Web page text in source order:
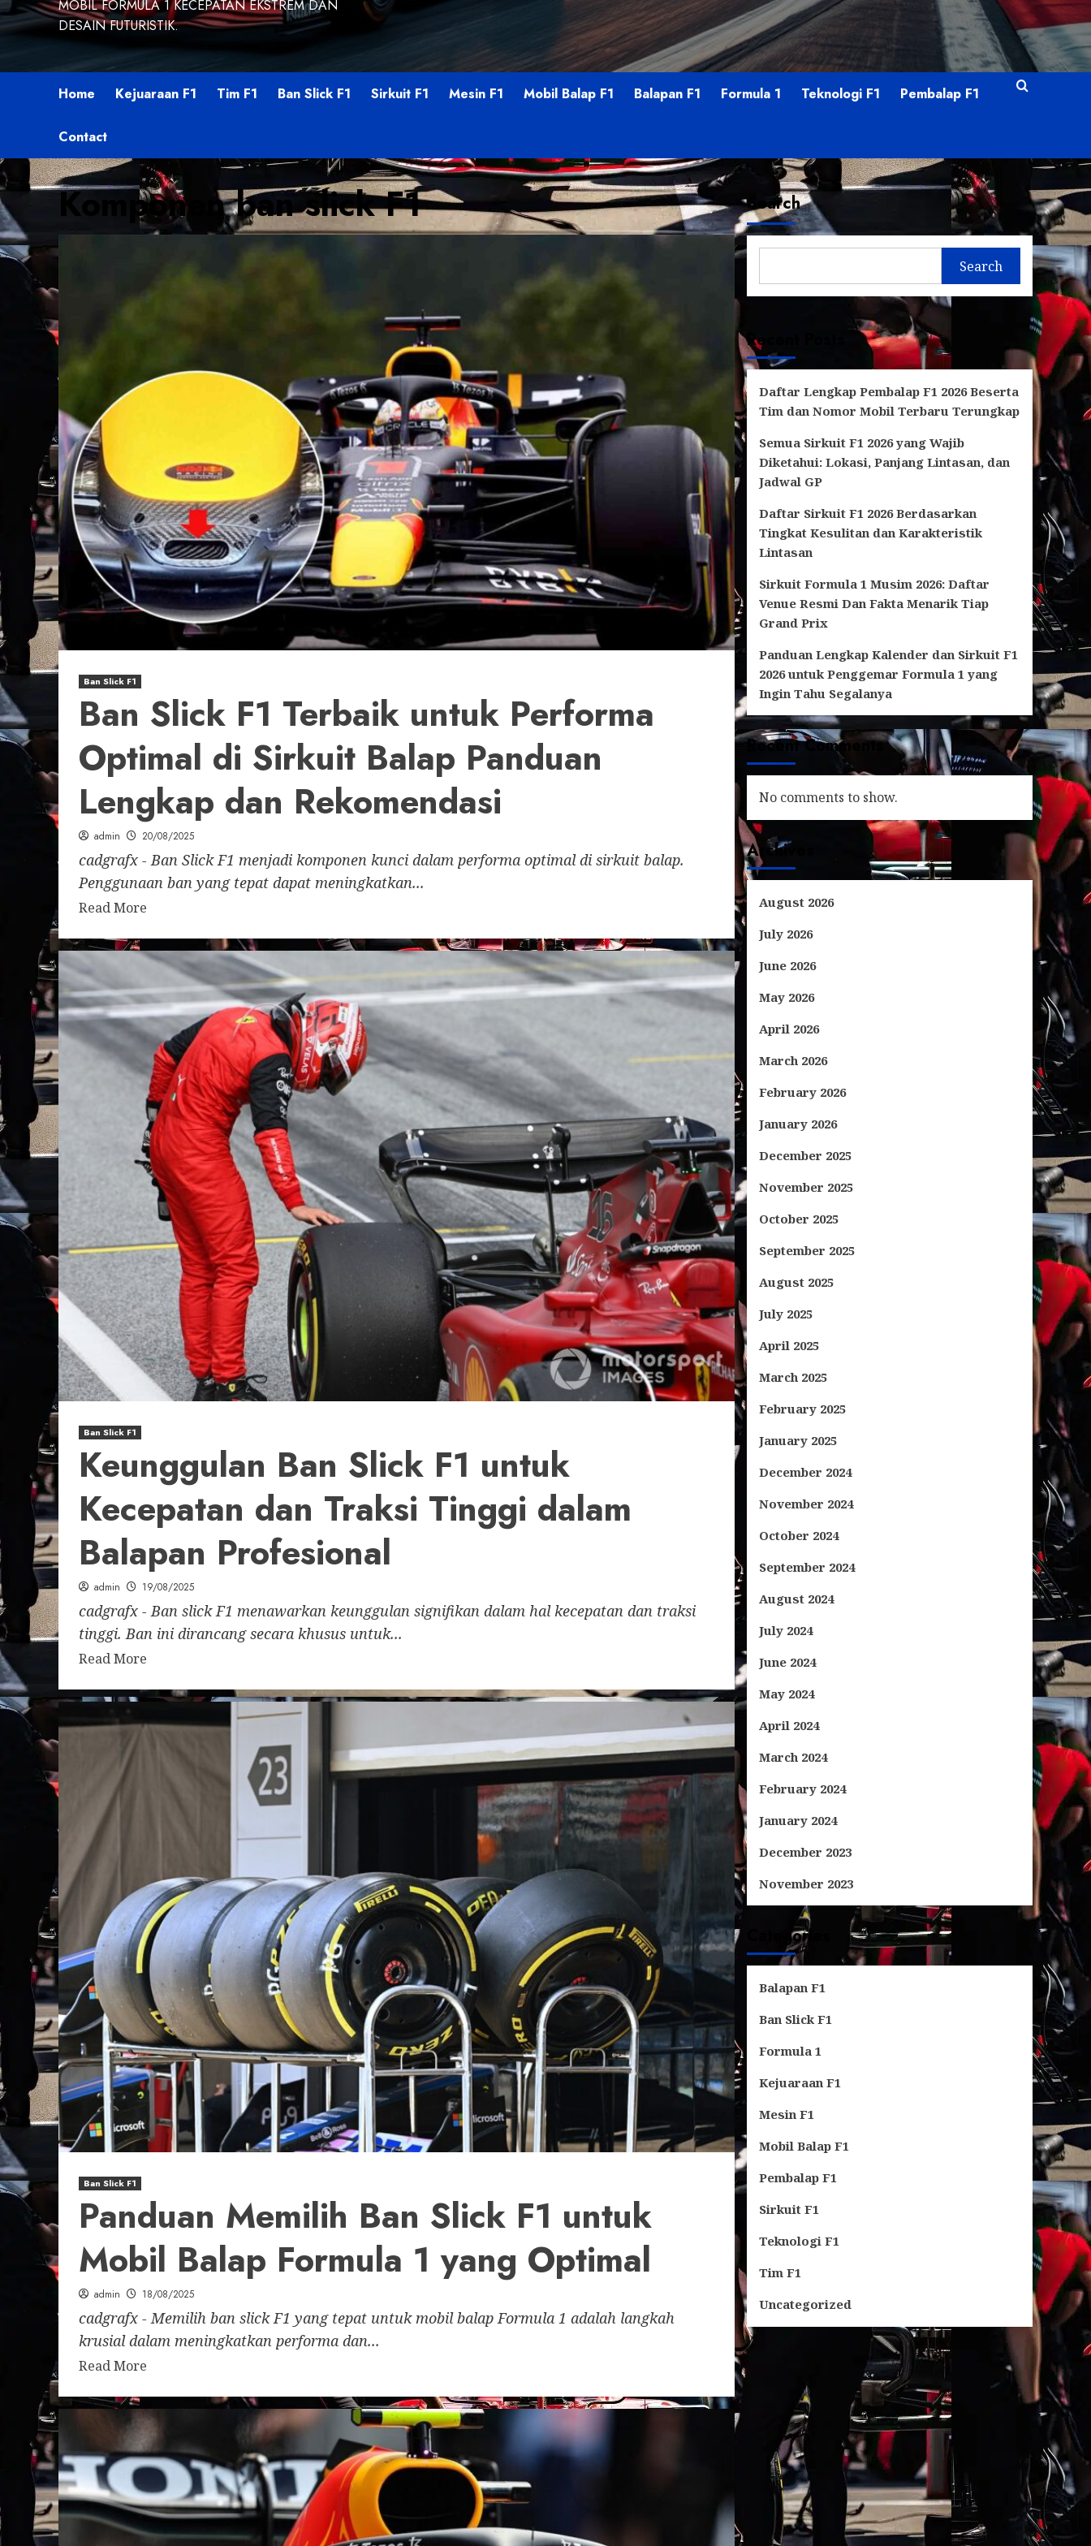
MOBIL FORMULA 1 KECEPATAN EKSTREM DAN
DESAIN FUTURISTIK.
Home Kejuaraan F1 Tim F1 Ban Slick F1 Sirkuit F1 Mesin F1 Mobil Balap F1 Balapan F1 Formula 1 Teknologi F1 Pembalap F1
Contact
Komponen ban slick F1
Ban Slick F1
Ban Slick F1 Terbaik untuk Performa
Optimal di Sirkuit Balap Panduan
Lengkap dan Rekomendasi
admin 20/08/2025
cadgrafx - Ban Slick F1 menjadi komponen kunci dalam performa optimal di sirkuit balap.
Penggunaan ban yang tepat dapat meningkatkan...
Read More
Ban Slick F1
Keunggulan Ban Slick F1 untuk
Kecepatan dan Traksi Tinggi dalam
Balapan Profesional
admin 19/08/2025
cadgrafx - Ban slick F1 menawarkan keunggulan signifikan dalam hal kecepatan dan traksi
tinggi. Ban ini dirancang secara khusus untuk...
Read More
Ban Slick F1
Panduan Memilih Ban Slick F1 untuk
Mobil Balap Formula 1 yang Optimal
admin 18/08/2025
cadgrafx - Memilih ban slick F1 yang tepat untuk mobil balap Formula 1 adalah langkah
krusial dalam meningkatkan performa dan...
Read More
Search
Search
Recent Posts
Daftar Lengkap Pembalap F1 2026 Beserta
Tim dan Nomor Mobil Terbaru Terungkap
Semua Sirkuit F1 2026 yang Wajib
Diketahui: Lokasi, Panjang Lintasan, dan
Jadwal GP
Daftar Sirkuit F1 2026 Berdasarkan
Tingkat Kesulitan dan Karakteristik
Lintasan
Sirkuit Formula 1 Musim 2026: Daftar
Venue Resmi Dan Fakta Menarik Tiap
Grand Prix
Panduan Lengkap Kalender dan Sirkuit F1
2026 untuk Penggemar Formula 1 yang
Ingin Tahu Segalanya
Recent Comments
No comments to show.
Archives
August 2026
July 2026
June 2026
May 2026
April 2026
March 2026
February 2026
January 2026
December 2025
November 2025
October 2025
September 2025
August 2025
July 2025
April 2025
March 2025
February 2025
January 2025
December 2024
November 2024
October 2024
September 2024
August 2024
July 2024
June 2024
May 2024
April 2024
March 2024
February 2024
January 2024
December 2023
November 2023
Categories
Balapan F1
Ban Slick F1
Formula 1
Kejuaraan F1
Mesin F1
Mobil Balap F1
Pembalap F1
Sirkuit F1
Teknologi F1
Tim F1
Uncategorized